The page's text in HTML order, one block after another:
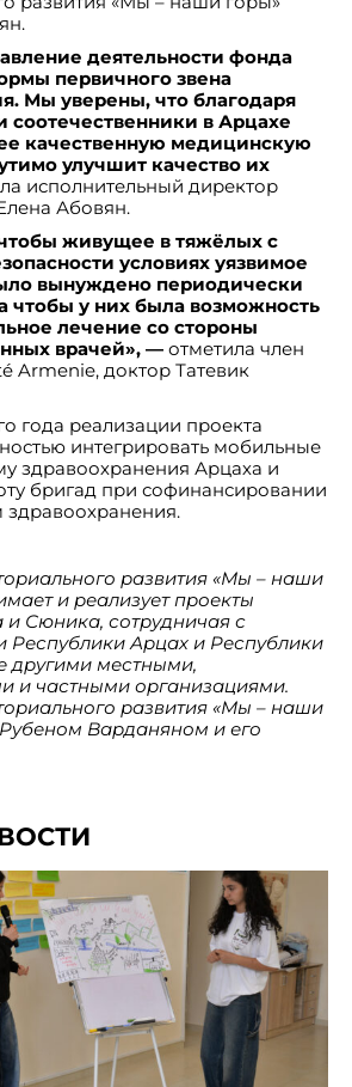
деятельности фонда
первичного звена
Мы уверены, что благодаря
в Арцахе
качественную медицинскую
улучшит качество их
исполнительный директор
Абовян.
живущее в тяжёлых с
условиях уязвимое
вынуждено периодически
чтобы у них была возможность
лечение со стороны
врачей», — отметила член
Armenie, доктор Татевик
года реализации проекта
интегрировать мобильные
здравоохранения Арцаха и
бригад при софинансировании
здравоохранения.
развития «Мы – наши
и реализует проекты
и Сюника, сотрудничая с
Республики Арцах и Республики
другими местными,
и частными организациями.
развития «Мы – наши
Варданяном и его